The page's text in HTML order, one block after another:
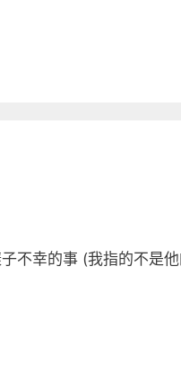
不幸的事 (我指的不是